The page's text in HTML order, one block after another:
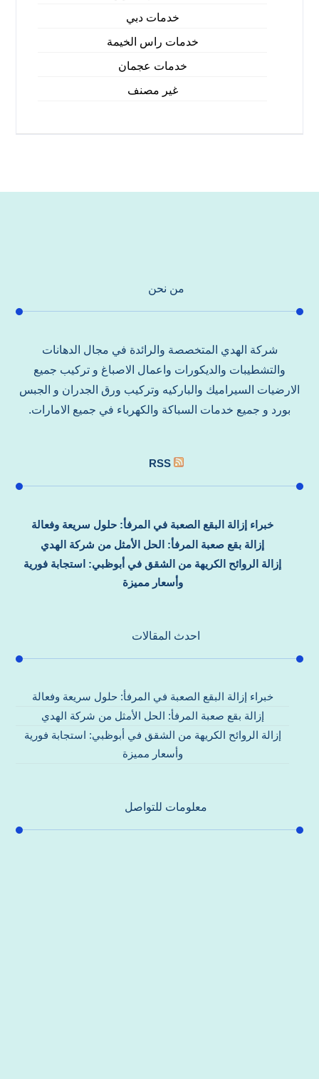
خدمات دبي
خدمات راس الخيمة
خدمات عجمان
غير مصنف
من نحن
شركة الهدي المتخصصة والرائدة في مجال الدهانات
والتشطيبات والديكورات واعمال الاصباغ و تركيب جميع
الارضيات السيراميك والباركيه وتركيب ورق الجدران و الجبس
بورد و جميع خدمات السباكة والكهرباء في جميع الامارات.
RSS
خبراء إزالة البقع الصعبة في المرفأ: حلول سريعة وفعالة
إزالة بقع صعبة المرفأ: الحل الأمثل من شركة الهدي
إزالة الروائح الكريهة من الشقق في أبوظبي: استجابة فورية
وأسعار مميزة
احدث المقالات
خبراء إزالة البقع الصعبة في المرفأ: حلول سريعة وفعالة
إزالة بقع صعبة المرفأ: الحل الأمثل من شركة الهدي
إزالة الروائح الكريهة من الشقق في أبوظبي: استجابة فورية
وأسعار مميزة
معلومات للتواصل